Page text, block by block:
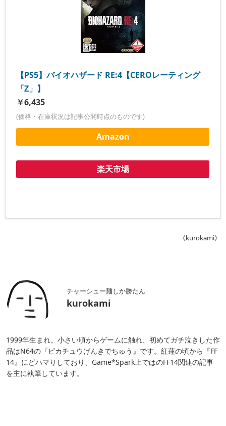
【PS5】バイオハザード RE:4【CEROレーティング
「Z」】
￥6,435
(価格・在庫状況は記事公開時点のものです)
Amazon
楽天市場
《kurokami》
チャーシュー麺しか勝たん
kurokami
1999年生まれ。小さい頃からゲームに触れ、初めてガチ泣きした作
品はN64の『ピカチュウげんきでちゅう』です。紅蓮の頃から『FF
14』にどハマりしており、Game*Spark上ではのFF14関連の記事
を主に執筆しています。